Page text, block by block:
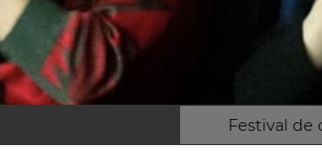
Festival de